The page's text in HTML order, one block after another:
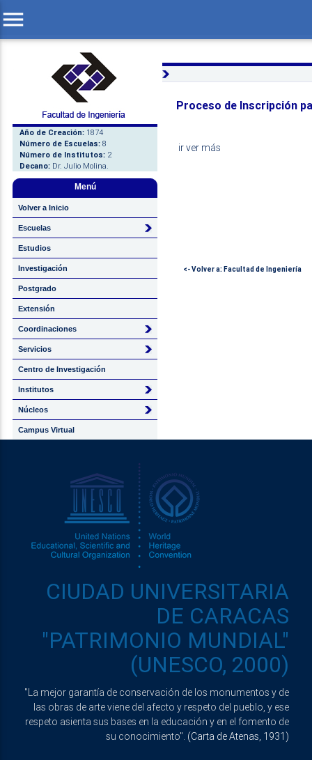
menu
Año de Creación: 1874
Número de Escuelas: 8
Número de Institutos: 2
Decano: Dr. Julio Molina.
Menú
Volver a Inicio
Escuelas
Estudios
Investigación
Postgrado
Extensión
Coordinaciones
Servicios
Centro de Investigación
Institutos
Núcleos
Campus Virtual
Proceso de Inscripción
ir ver más
<- Volver a: Facultad de Ingeniería
CIUDAD UNIVERSITARIA
DE CARACAS
"PATRIMONIO MUNDIAL"
(UNESCO, 2000)
"La mejor garantía de conservación de los monumentos y de
las obras de arte viene del afecto y respeto del pueblo, y ese
respeto asienta sus bases en la educación y en el fomento de
su conocimiento". (Carta de Atenas, 1931)